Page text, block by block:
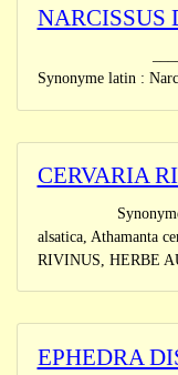
NARCISSUS
Synonyme latin :
CERVARIA
Synonyme latin
alsatica, Athamanta
RIVINUS, HERBE
EPHEDRA